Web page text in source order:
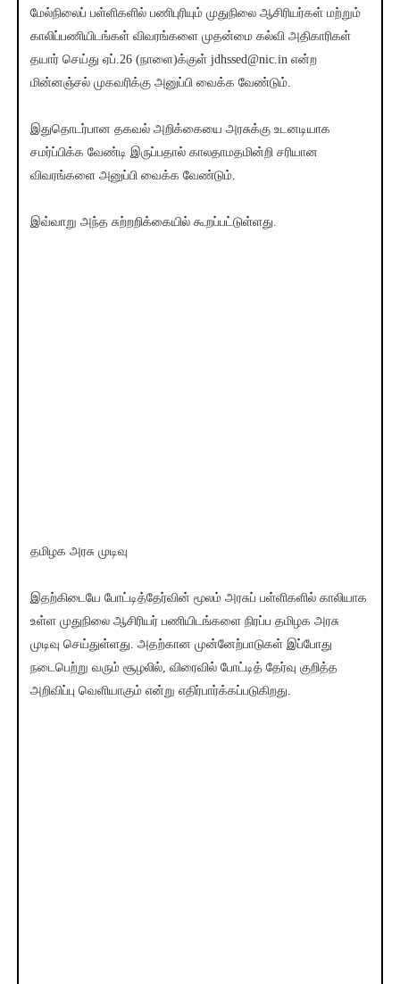
மேல்நிலைப் பள்ளிகளில் பணிபுரியும் முதுநிலை ஆசிரியர்கள் மற்றும்
காலிப்பணியிடங்கள் விவரங்களை முதன்மை கல்வி அதிகாரிகள்
தயார் செய்து ஏப்.26 (நாளை)க்குள் jdhssed@nic.in என்ற
மின்னஞ்சல் முகவரிக்கு அனுப்பி வைக்க வேண்டும்.
இதுதொடர்பான தகவல் அறிக்கையை அரசுக்கு உடனடியாக
சமர்ப்பிக்க வேண்டி இருப்பதால் காலதாமதமின்றி சரியான
விவரங்களை அனுப்பி வைக்க வேண்டும்.
இவ்வாறு அந்த சுற்றறிக்கையில் கூறப்பட்டுள்ளது.
தமிழக அரசு முடிவு
இதற்கிடையே போட்டித்தேர்வின் மூலம் அரசுப் பள்ளிகளில் காலியாக
உள்ள முதுநிலை ஆசிரியர் பணியிடங்களை நிரப்ப தமிழக அரசு
முடிவு செய்துள்ளது. அதற்கான முன்னேற்பாடுகள் இப்போது
நடைபெற்று வரும் சூழலில், விரைவில் போட்டித் தேர்வு குறித்த
அறிவிப்பு வெளியாகும் என்று எதிர்பார்க்கப்படுகிறது.